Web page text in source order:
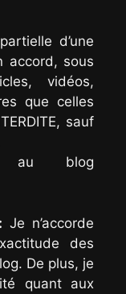
d’une
accord, sous
vidéos,
que celles
sauf
au blog
Je n’accorde
des
De plus, je
quant aux